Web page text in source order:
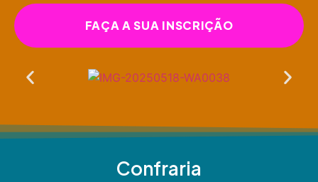
FAÇA A SUA INSCRIÇÃO
Confraria